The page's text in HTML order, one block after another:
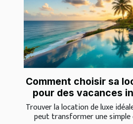
Comment choisir sa
pour des vacances
Trouver la location de luxe
peut transformer une simple